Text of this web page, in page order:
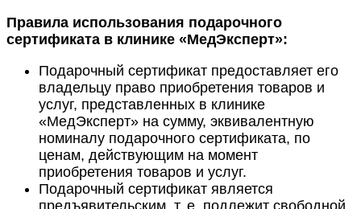
Правила использования подарочного
сертификата в клинике «МедЭксперт»:
Подарочный сертификат предоставляет его
владельцу право приобретения товаров и
услуг, представленных в клинике
«МедЭксперт» на сумму, эквивалентную
номиналу подарочного сертификата, по
ценам, действующим на момент
приобретения товаров и услуг.
Подарочный сертификат является
предъявительским, т. е. подлежит свободной